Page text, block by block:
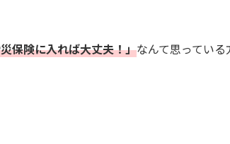
保険に入れば大丈夫！」なんて思ってい